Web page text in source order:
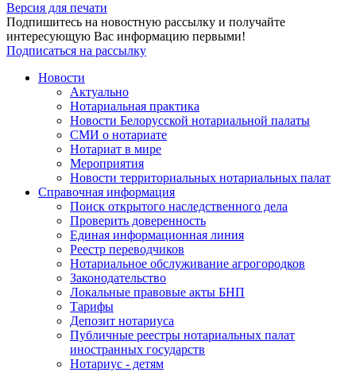
Версия для печати
Подпишитесь на новостную рассылку и получайте
интересующую Вас информацию первыми!
Подписаться на рассылку
Новости
Актуально
Нотариальная практика
Новости Белорусской нотариальной палаты
СМИ о нотариате
Нотариат в мире
Мероприятия
Новости территориальных нотариальных палат
Справочная информация
Поиск открытого наследственного дела
Проверить доверенность
Единая информационная линия
Реестр переводчиков
Нотариальное обслуживание агрогородков
Законодательство
Локальные правовые акты БНП
Тарифы
Депозит нотариуса
Публичные реестры нотариальных палат
иностранных государств
Нотариус - детям